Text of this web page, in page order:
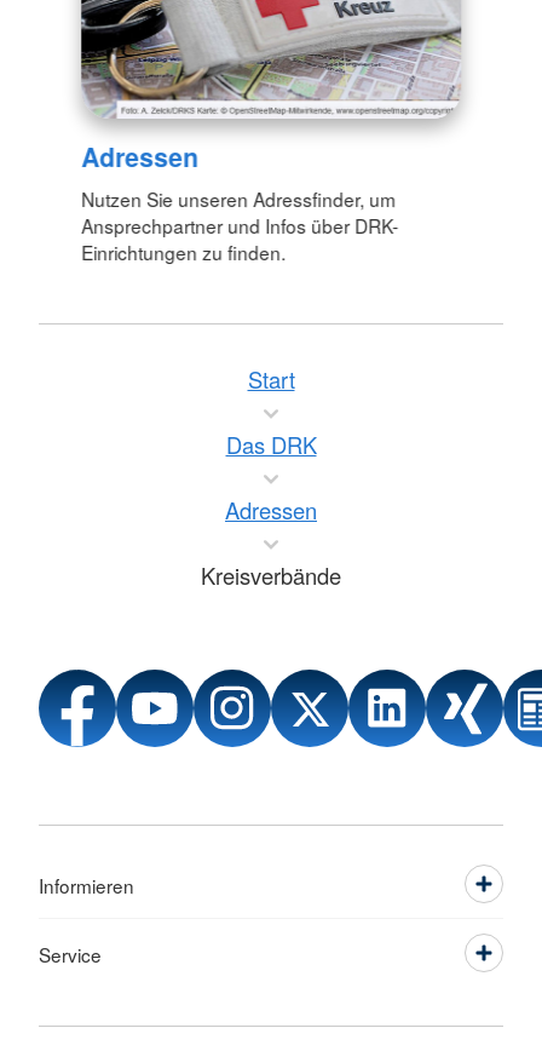
Adressen
Nutzen Sie unseren Adressfinder, um
Ansprechpartner und Infos über DRK-
Einrichtungen zu finden.
Start
Das DRK
Adressen
Kreisverbände
Informieren
Service